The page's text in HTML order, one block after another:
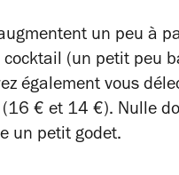
un peu à
cocktail (un petit peu
également vous
€ et 14 €). Nulle
un petit godet.